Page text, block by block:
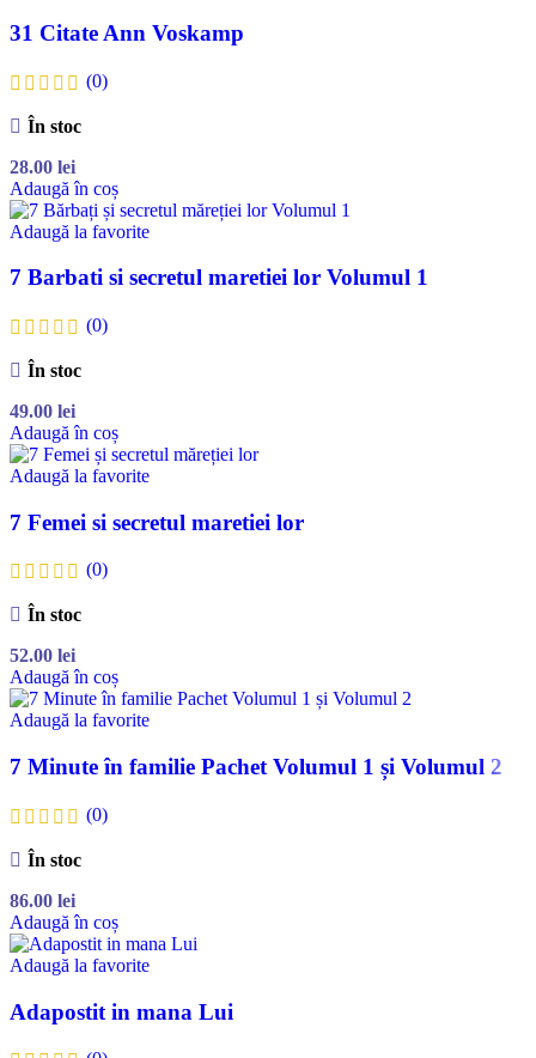
31 Citate Ann Voskamp
(0)
În stoc
28.00 lei
Adaugă în coș
Adaugă la favorite
7 Barbati si secretul maretiei lor Volumul 1
(0)
În stoc
49.00 lei
Adaugă în coș
Adaugă la favorite
7 Femei si secretul maretiei lor
(0)
În stoc
52.00 lei
Adaugă în coș
Adaugă la favorite
7 Minute în familie Pachet Volumul 1 și Volumul 2
(0)
În stoc
86.00 lei
Adaugă în coș
Adaugă la favorite
Adapostit in mana Lui